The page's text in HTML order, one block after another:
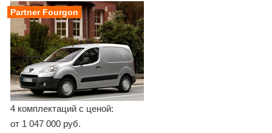
Partner Fourgon
4 комплектаций с ценой:
от 1 047 000 руб.